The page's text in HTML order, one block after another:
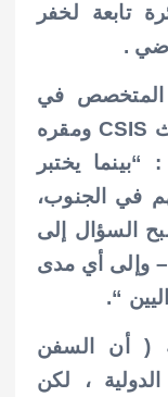
تابعة لخفر
.
المتخصص في
الأمن الأسترالي في مركز الأبحاث CSIS ومقره
يختبر
في الجنوب،
السؤال إلى
وإلى أي مدى
“.
( أن السفن
، لكن